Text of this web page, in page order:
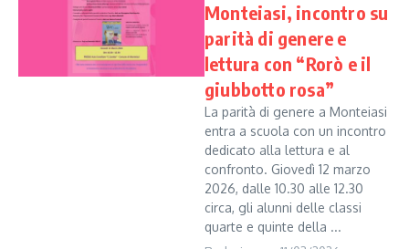
Monteiasi, incontro su
parità di genere e
lettura con “Rorò e il
giubbotto rosa”
La parità di genere a Monteiasi
entra a scuola con un incontro
dedicato alla lettura e al
confronto. Giovedì 12 marzo
2026, dalle 10.30 alle 12.30
circa, gli alunni delle classi
quarte e quinte della ...